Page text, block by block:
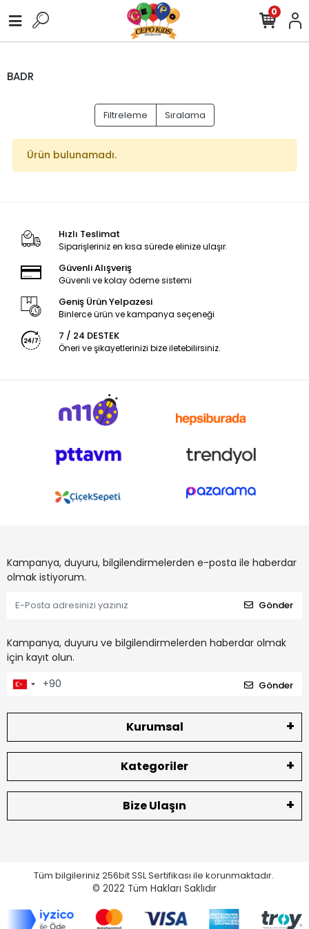
0
BADR
Filtreleme Sıralama
Ürün bulunamadı.
Hızlı Teslimat
Siparişleriniz en kısa sürede elinize ulaşır.
Güvenli Alışveriş
Güvenli ve kolay ödeme sistemi
Geniş Ürün Yelpazesi
Binlerce ürün ve kampanya seçeneği
7 / 24 DESTEK
Öneri ve şikayetlerinizi bize iletebilirsiniz.
Kampanya, duyuru, bilgilendirmelerden e-posta ile haberdar
olmak istiyorum.
Gönder
Kampanya, duyuru ve bilgilendirmelerden haberdar olmak
için kayıt olun.
Gönder
Kurumsal
Kategoriler
Bize Ulaşın
Tüm bilgileriniz 256bit SSL Sertifikası ile korunmaktadır.
© 2022 Tüm Hakları Saklıdır